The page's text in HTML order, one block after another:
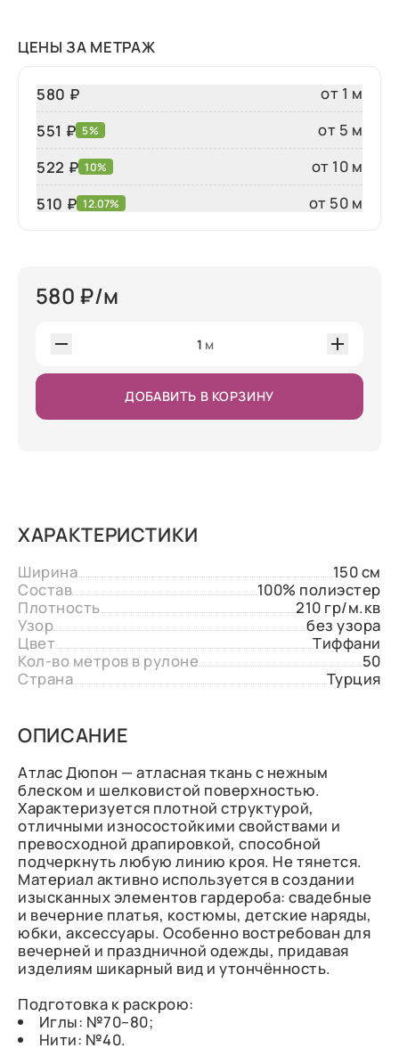
ЦЕНЫ ЗА МЕТРАЖ
580 ₽
от 1 м
551 ₽ 5%
от 5 м
522 ₽ 10%
от 10 м
510 ₽ 12.07% от 50 м
580 ₽/м
1 м
ДОБАВИТЬ В КОРЗИНУ
ХАРАКТЕРИСТИКИ
Ширина
150 см
Состав
100% полиэстер
Плотность
210 гр/м.кв
Узор
без узора
Цвет
Тиффани
Кол-во метров в рулоне
50
Страна
Турция
ОПИСАНИЕ
Атлас Дюпон — атласная ткань с нежным
блеском и шелковистой поверхностью.
Характеризуется плотной структурой,
отличными износостойкими свойствами и
превосходной драпировкой, способной
подчеркнуть любую линию кроя. Не тянется.
Материал активно используется в создании
изысканных элементов гардероба: свадебные
и вечерние платья, костюмы, детские наряды,
юбки, аксессуары. Особенно востребован для
вечерней и праздничной одежды, придавая
изделиям шикарный вид и утончённость.
Подготовка к раскрою:
Иглы: №70–80;
Нити: №40.